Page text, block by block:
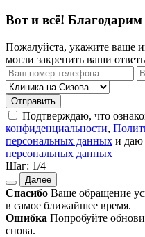
Вот и всё! Благодарим
Пожалуйста, укажите ваше
могли закрепить ваши
Отправить
Подтверждаю, что
конфиденциальности,
персональных данных и даю
персональных данных
Шаг: 1/4
Далее
Спасибо Ваше обращение
в самое ближайшее время.
Ошибка Попробуйте
снова.